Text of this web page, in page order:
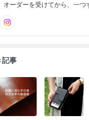
オーダーを受けてから、一つ
私にも。あなたにも。
ーダーメイドはホームページ
記事